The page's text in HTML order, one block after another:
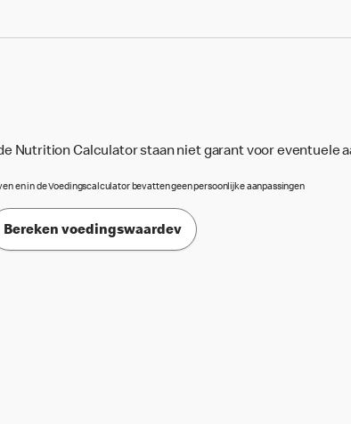
Nutrition Calculator staan niet garant voor eventuele
en in de Voedingscalculator bevatten geen persoonlijke aanpassingen
Bereken voedingswaardev